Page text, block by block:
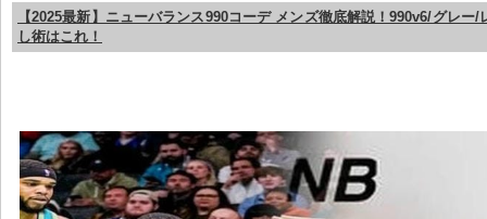
【2025最新】ニューバランス990コーデ メンズ徹底解説！990v6/グレー/
し術はこれ！